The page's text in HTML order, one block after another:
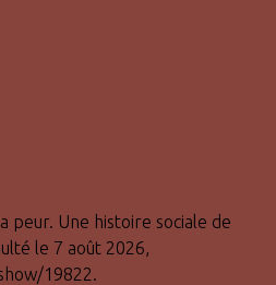
peur. Une histoire sociale de
le 7 août 2026,
19822.